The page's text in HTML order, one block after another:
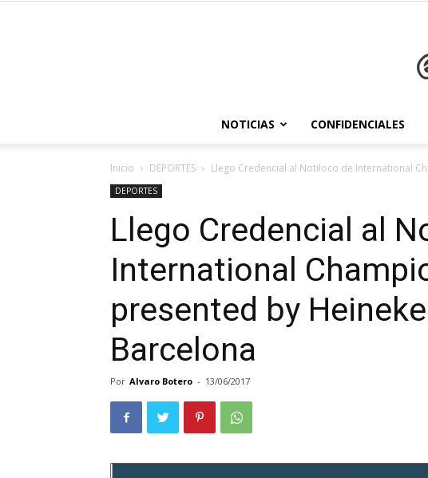
NOTICIAS CONFIDENCIALES
Inicio DEPORTES Llego Credencial al Notiloco de International
DEPORTES
Llego Credencial al
International
presented by
Barcelona
Por Alvaro Botero - 13/06/2017